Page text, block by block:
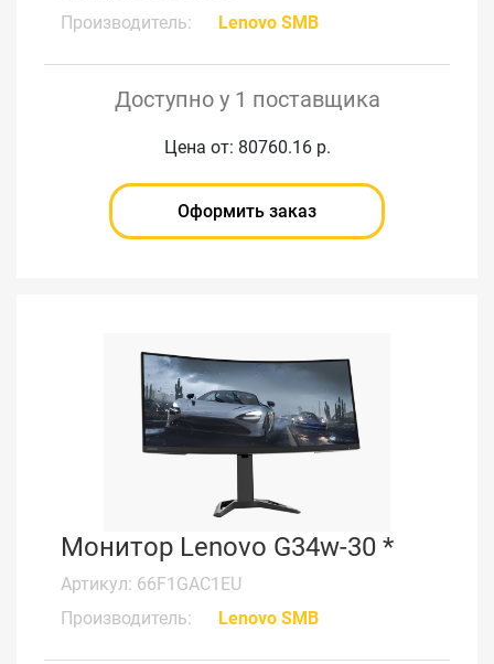
Производитель:
Lenovo SMB
Доступно у 1 поставщика
Цена от: 80760.16 р.
Оформить заказ
Монитор Lenovo G34w-30 *
Артикул: 66F1GAC1EU
Производитель:
Lenovo SMB